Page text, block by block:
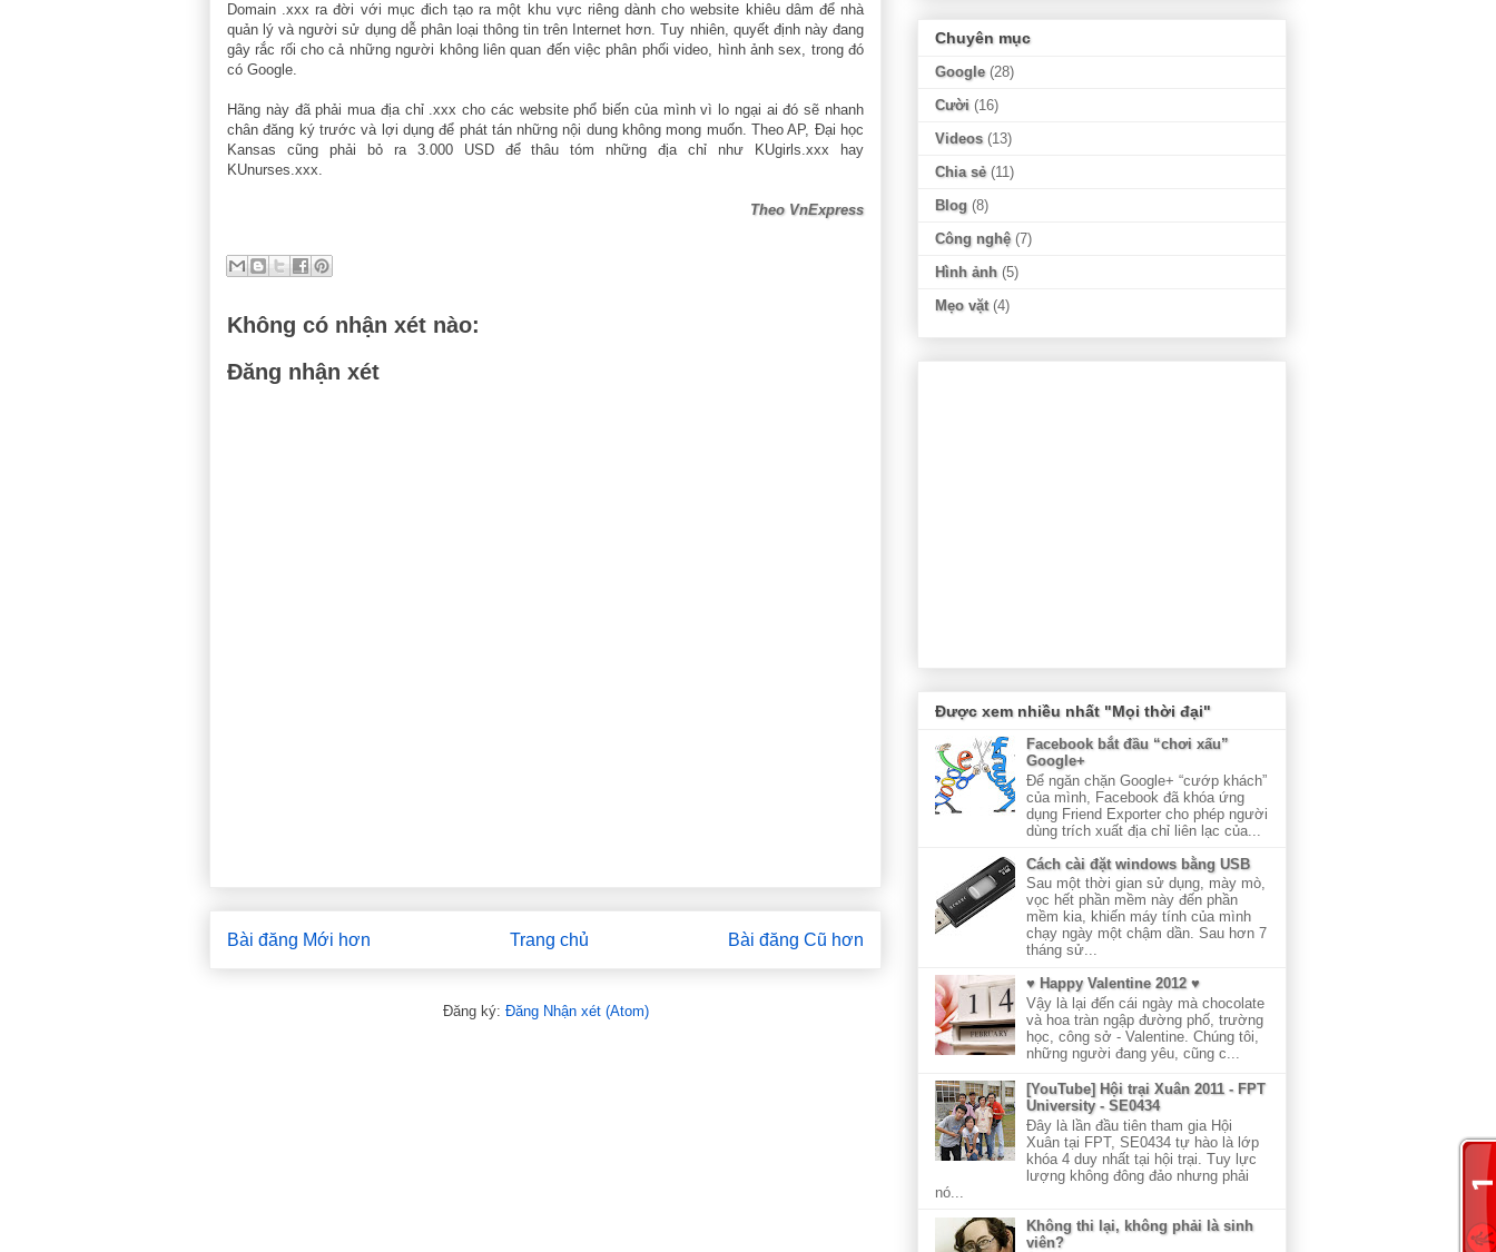
Domain .xxx ra đời với mục đich tạo ra một khu vực riêng dành cho website khiêu dâm để nhà
quản lý và người sử dụng dễ phân loại thông tin trên Internet hơn. Tuy nhiên, quyết định này đang
gây rắc rối cho cả những người không liên quan đến việc phân phối video, hình ảnh sex, trong đó
có Google.
Hãng này đã phải mua địa chỉ .xxx cho các website phổ biến của mình vì lo ngại ai đó sẽ nhanh
chân đăng ký trước và lợi dụng để phát tán những nội dung không mong muốn. Theo AP, Đại học
Kansas cũng phải bỏ ra 3.000 USD để thâu tóm những địa chỉ như KUgirls.xxx hay
KUnurses.xxx.
Theo VnExpress
Không có nhận xét nào:
Đăng nhận xét
Bài đăng Mới hơn Bài đăng Cũ hơn
Trang chủ
Đăng ký: Đăng Nhận xét (Atom)
Chuyên mục
Google (28)
Cười (16)
Videos (13)
Chia sẻ (11)
Blog (8)
Công nghệ (7)
Hình ảnh (5)
Mẹo vặt (4)
Được xem nhiều nhất "Mọi thời đại"
Facebook bắt đầu “chơi xấu”
Google+
Để ngăn chặn Google+ “cướp khách”
của mình, Facebook đã khóa ứng
dụng Friend Exporter cho phép người
dùng trích xuất địa chỉ liên lạc của...
Cách cài đặt windows bằng USB
Sau một thời gian sử dụng, mày mò,
vọc hết phần mềm này đến phần
mềm kia, khiến máy tính của mình
chạy ngày một chậm dần. Sau hơn 7
tháng sử...
♥ Happy Valentine 2012 ♥
Vậy là lại đến cái ngày mà chocolate
và hoa tràn ngập đường phố, trường
học, công sở - Valentine. Chúng tôi,
những người đang yêu, cũng c...
[YouTube] Hội trại Xuân 2011 - FPT
University - SE0434
Đây là lần đầu tiên tham gia Hội
Xuân tại FPT, SE0434 tự hào là lớp
khóa 4 duy nhất tại hội trại. Tuy lực
lượng không đông đảo nhưng phải
nó...
Không thi lại, không phải là sinh
viên?